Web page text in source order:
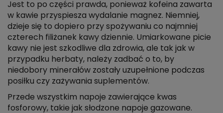
Jest to po części prawda, ponieważ kofeina zawarta
w kawie przyspiesza wydalanie magnez. Niemniej,
dzieje się to dopiero przy spożywaniu co najmniej
czterech filiżanek kawy dziennie. Umiarkowane picie
kawy nie jest szkodliwe dla zdrowia, ale tak jak w
przypadku herbaty, należy zadbać o to, by
niedobory minerałów zostały uzupełnione podczas
posiłku czy zażywania suplementów.
Przede wszystkim napoje zawierające kwas
fosforowy, takie jak słodzone napoje gazowane.